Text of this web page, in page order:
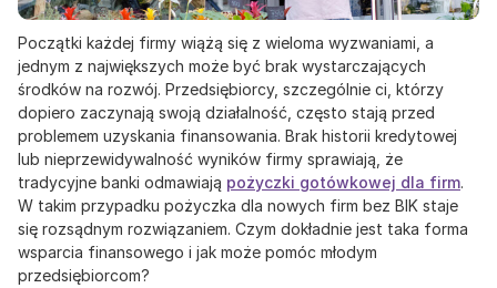
Początki każdej firmy wiążą się z wieloma wyzwaniami, a
jednym z największych może być brak wystarczających
środków na rozwój. Przedsiębiorcy, szczególnie ci, którzy
dopiero zaczynają swoją działalność, często stają przed
problemem uzyskania finansowania. Brak historii kredytowej
lub nieprzewidywalność wyników firmy sprawiają, że
tradycyjne banki odmawiają pożyczki gotówkowej dla firm.
W takim przypadku pożyczka dla nowych firm bez BIK staje
się rozsądnym rozwiązaniem. Czym dokładnie jest taka forma
wsparcia finansowego i jak może pomóc młodym
przedsiębiorcom?